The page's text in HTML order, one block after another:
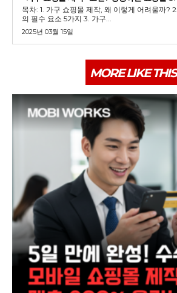
목차: 1. 가구 쇼핑몰 제작, 왜 이렇게 어려울까?
의 필수 요소 5가지 3. 가구...
2025년 03월 15일
MORE LIKE THIS